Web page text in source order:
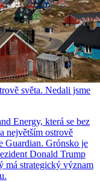
světa. Nedali jsme
Energy, která se bez
největším ostrově
Guardian. Grónsko je
Donald Trump
má strategický význam